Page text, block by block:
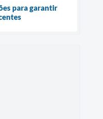
para garantir